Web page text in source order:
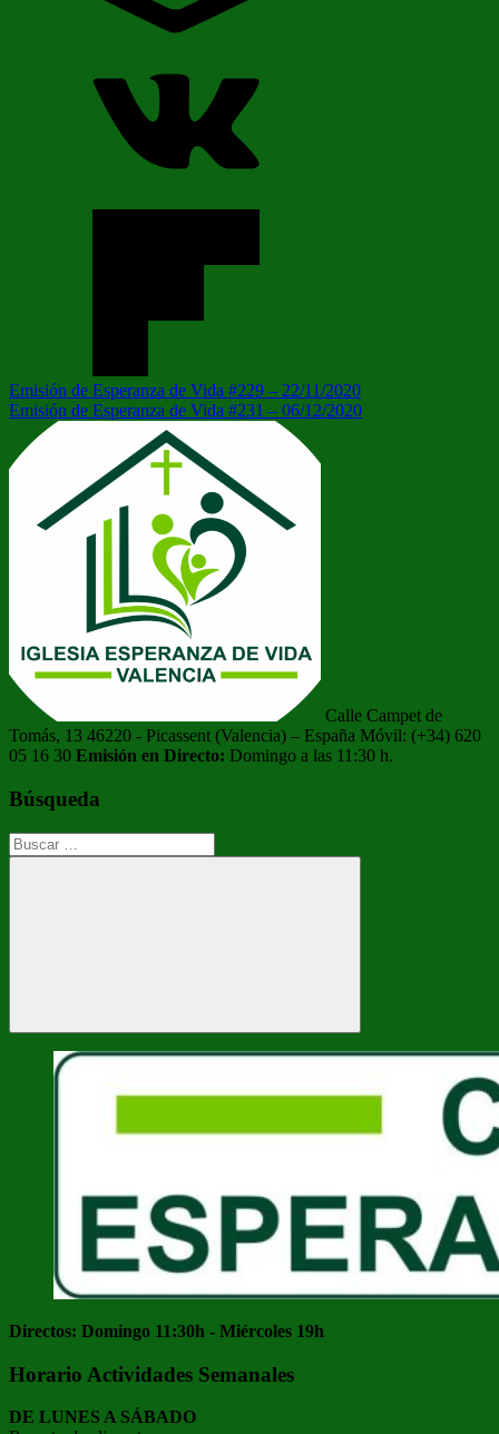
Navegación
de
entradas
Entrada
anterior:
Emisión de Esperanza de Vida #229 – 22/11/2020
Siguiente
entrada:
Emisión de Esperanza de Vida #231 – 06/12/2020
Calle Campet de
Tomás, 13 46220 - Picassent (Valencia) – España Móvil: (+34) 620
05 16 30 Emisión en Directo: Domingo a las 11:30 h.
Búsqueda
Buscar:
Buscar
Directos: Domingo 11:30h - Miércoles 19h
Horario Actividades Semanales
DE LUNES A SÁBADO